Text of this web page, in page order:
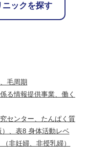
ックを探す
毛周期
る情報提供事業、働く
センター、たんぱく質
、表8 身体活動レベ
非妊婦、非授乳婦）